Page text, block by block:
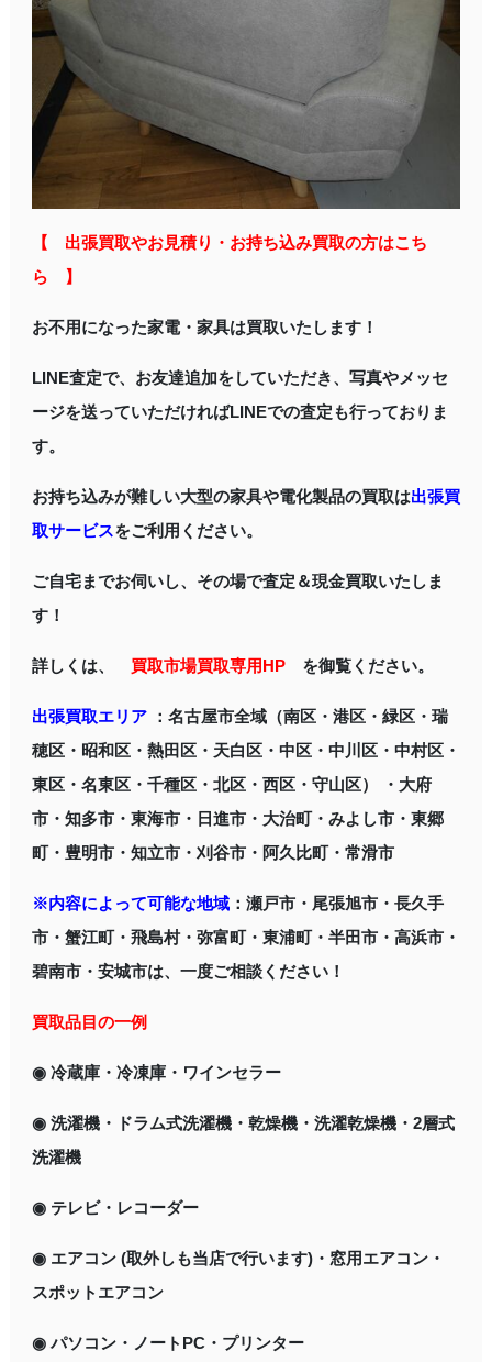
【 出張買取やお見積り・お持ち込み買取の方はこち
ら 】
お不用になった家電・家具は買取いたします！
LINE査定で、お友達追加をしていただき、写真やメッセ
ージを送っていただければLINEでの査定も行っておりま
す。
お持ち込みが難しい大型の家具や電化製品の買取は出張買
取サービスをご利用ください。
ご自宅までお伺いし、その場で査定＆現金買取いたしま
す！
詳しくは、 買取市場買取専用HP を御覧ください。
出張買取エリア：名古屋市全域（南区・港区・緑区・瑞
穂区・昭和区・熱田区・天白区・中区・中川区・中村区・
東区・名東区・千種区・北区・西区・守山区） ・大府
市・知多市・東海市・日進市・大治町・みよし市・東郷
町・豊明市・知立市・刈谷市・阿久比町・常滑市
※内容によって可能な地域：瀬戸市・尾張旭市・長久手
市・蟹江町・飛島村・弥富町・東浦町・半田市・高浜市・
碧南市・安城市は、一度ご相談ください！
買取品目の一例
◉ 冷蔵庫・冷凍庫・ワインセラー
◉ 洗濯機・ドラム式洗濯機・乾燥機・洗濯乾燥機・2層式
洗濯機
◉ テレビ・レコーダー
◉ エアコン (取外しも当店で行います)・窓用エアコン・
スポットエアコン
◉ パソコン・ノートPC・プリンター